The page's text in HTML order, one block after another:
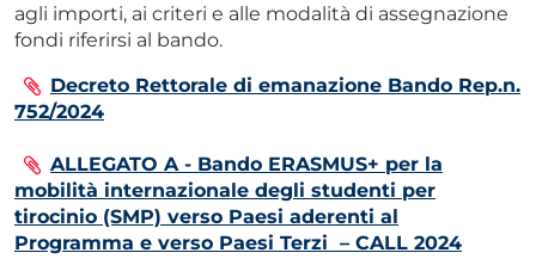
agli importi, ai criteri e alle modalità di assegnazione
fondi riferirsi al bando.
Decreto Rettorale di emanazione Bando Rep.n.
752/2024
ALLEGATO A - Bando ERASMUS+ per la
mobilità internazionale degli studenti per
tirocinio (SMP) verso Paesi aderenti al
Programma e verso Paesi Terzi – CALL 2024